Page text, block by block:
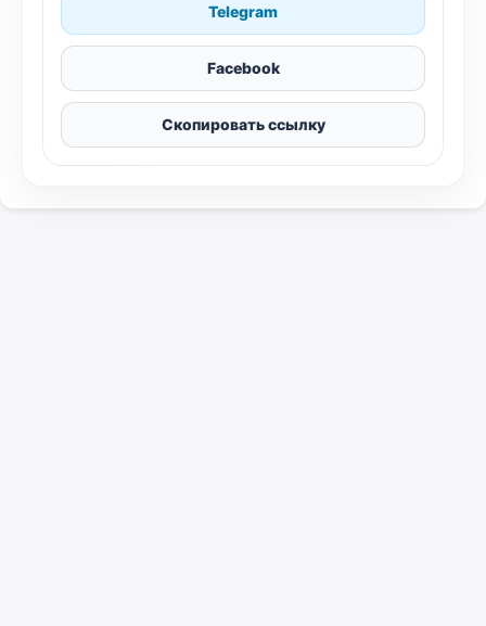
Telegram
Facebook
Скопировать ссылку